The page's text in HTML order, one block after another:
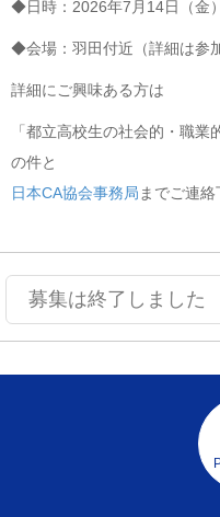
◆日時：2026年7月14日（金
◆会場：羽田付近（詳細は参
詳細にご興味ある方は
「都立高校生の社会的・職業
の件と
日本CA協会事務局 までご連絡
募集は終了しました